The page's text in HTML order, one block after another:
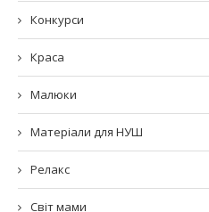
Конкурси
Краса
Малюки
Матеріали для НУШ
Релакс
Світ мами